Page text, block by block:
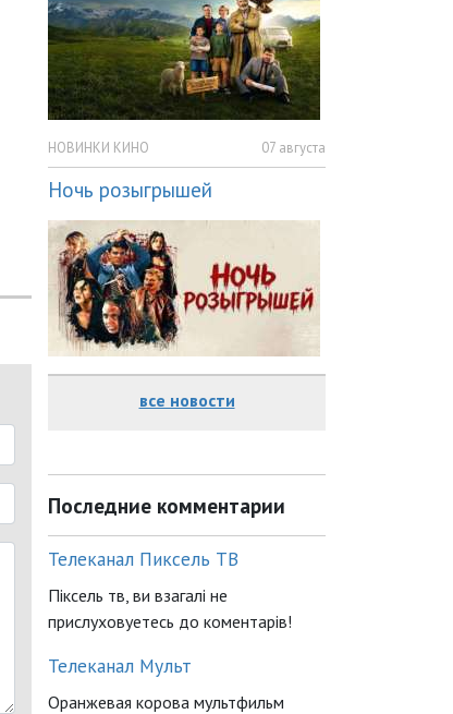
НОВИНКИ КИНО 07 августа
Ночь розыгрышей
все новости
Последние комментарии
Телеканал Пиксель ТВ
Піксель тв, ви взагалі не
прислуховуетесь до коментарів!
Телеканал Мульт
Оранжевая корова мультфильм